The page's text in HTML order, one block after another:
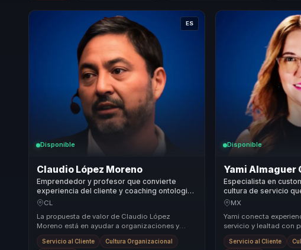
ES
Disponible
Claudio López Moreno
Emprendedor y profesor que convierte
experiencia del cliente y coaching ontologico
en lealtad y confianza para lideres y equipos.
CL
La propuesta de valor de Claudio López
Moreno está en ayudar a organizaciones y
líderes a pasar de servicios desconectados o
culturas poc...
Servicio al Cliente Cultura Organizacional
Disponible
Yami Almaguer
Especialista en
cultura de servicio
experiencias
MX
Yami conecta
servicio y lealtad con
claras para
Servicio al Cliente